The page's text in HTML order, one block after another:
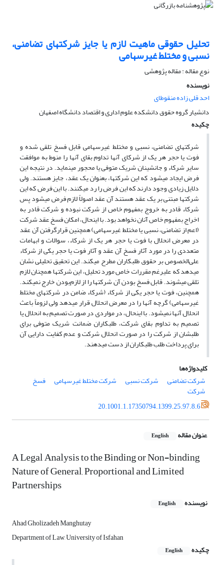
تحلیل حقوقی ماهیت لازم یا جایز شرکتهای تضامنی،
نسبی و مختلط غیرسهامی
نوع مقاله : مقاله پژوهشی
نویسنده
احد قلی زاده منقوطای
دانشیار گروه حقوق دانشکده علوم اداری و اقتصاد دانشگاه اصفهان
چکیده
شرکتهای تضامنی، نسبی و مختلط غیرسهامی قابل فسخ تلقی شده و
فوت یا حجر هر یک از شرکای آنها تداوم بقای آنها را منوط به موافقت
سایر شرکاء و جانشینان شریک متوفی یا محجور مینماید. در نتیجه این
فرض ایجاد میشود که این شرکتها، بعنوان یک عقد، جایز هستند. ولی
دلایل زیادی وجود دارند که این فرض را رد میکنند. با این فرض که این
شرکتها مبتنی بر یک عقد هستند آن عقد اصولاً لازم فرض میشود پس
شرکاء قادر به خروج بمفهوم خاص از شرکت نبوده و شرکت قادر به
اخراج بمفهوم خاص آنان نخواهد بود. با اینحال، امکان فسخ عقد شرکت
(اعم از تضامنی، نسبی یا مختلط غیرسهامی) همچنین قرارگرفتن آن عقد
در معرض انحلال با فوت یا حجر هر یک از شرکاء، سوالات و ابهامات
متعددی را در مورد آثار فسخ آن عقد و آثار فوت یا حجر یکی از شرکاء
علی‌الخصوص بر حقوق طلبکاران مطرح میکند. این تحقیق تحلیلی نشان
میدهد که علیرغم مقررات خاص مورد تحلیل، این شرکتها همچنان لازم
تلقی میشوند. قابل فسخ بودن آن شرکتها را از لازم‌بودن خارج نمیکند.
همچنین، فوت یا حجر یکی از شرکاء (شرکاء ضامن در شرکتهای مختلط
غیرسهامی) گرچه آنها را در معرض انحلال قرار میدهد ولی لزوماً باعث
انحلال آنها نمیشود. با اینحال، در مواردی در صورت تصمیم به انحلال یا
تصمیم به تداوم بقای شرکت، طلبکاران ضمانت شریک متوفی برای
طلبشان از شرکت را در صورت انحلال شرکت و عدم کفایت دارایی آن
برای پرداخت طلب طلبکاران از دست میدهند.
کلیدواژه‌ها
شرکت تضامنی
شرکت نسبی شرکت مختلط غیرسهامی فسخ
شرکت
20.1001.1.17350794.1399.25.97.8.6
عنوان مقاله English
A Legal Analysis to the Binding or Non-binding
Nature of General, Proportional and Limited
Partnerships
نویسنده English
Ahad Gholizadeh Manghutay
Department of Law, University of Isfahan
چکیده
English